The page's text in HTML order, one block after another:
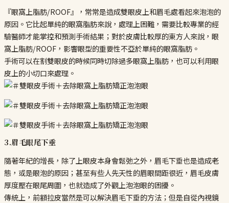
『眼窩上脂肪/ROOF』，常常是造成雙眼皮上和眉毛處看起來泡泡的
原因。它比起單純的眼窩脂肪來說，處理上困難，需要比較專業的經
驗醫師才能掌控和預測手術結果；對於皮膚比較厚的東方人來說，眼
窩上脂肪/ROOF，影響眼型的重要性不亞於單純的眼窩脂肪。
手術可以在割雙眼皮的時候同時切除過多眼窩上脂肪，也可以利用眼
皮上的小切口來處理。
3.眉毛眼尾下垂
隨著年紀的增長，除了上眼皮本身會鬆弛之外，眉毛下垂也是造成老
態，或是眼泡的原因；甚至有些人先天性的眉眼間距很近，眉毛皮膚
厚度壓在眼尾周圍，也就造成了外觀上泡泡眼的困擾。
傳統上，前額拉皮當然是可以解決眉毛下垂的方法；但是自從內視鏡